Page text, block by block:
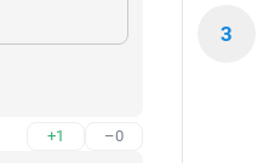
+1 –0
3